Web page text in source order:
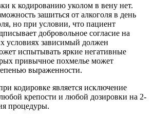
к кодированию уколом в вену нет.
зашиться от алкоголя в день
но при условии, что пациент
добровольное согласие на
условиях зависимый должен
испытывать яркие негативные
привычное похмелье может
выраженности.
кодировке является исключение
крепости и любой дозировки на 2-
процедуры.